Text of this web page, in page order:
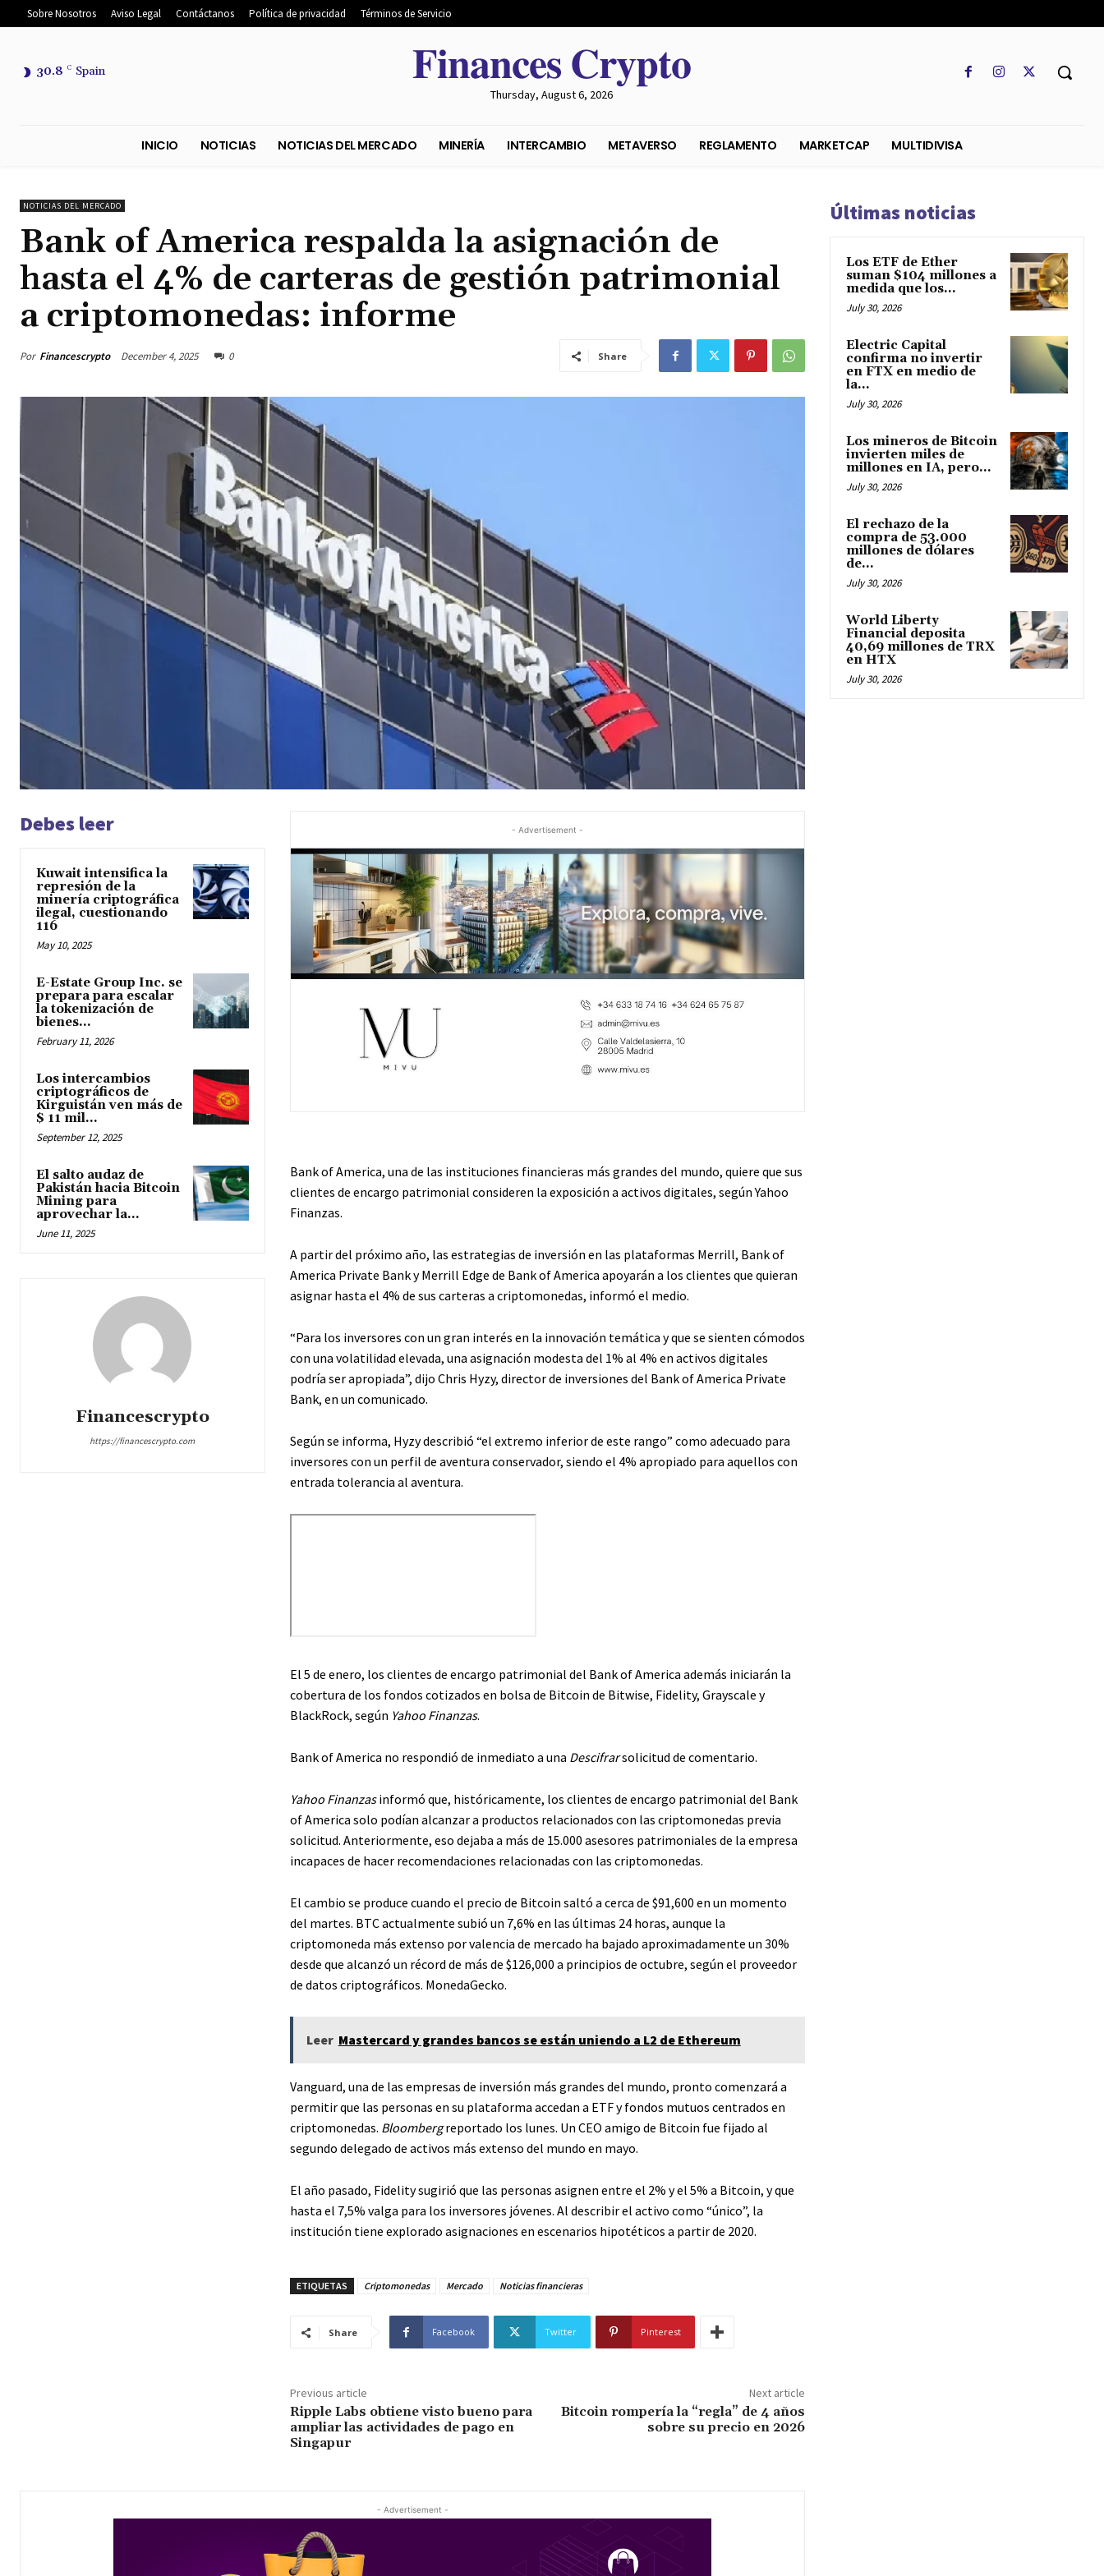
Sobre Nosotros Aviso Legal Contáctanos Política de privacidad Términos de Servicio
30.8 C Spain 𝐅𝐢𝐧𝐚𝐧𝐜𝐞𝐬 𝐂𝐫𝐲𝐩𝐭𝐨
Thursday, August 6, 2026
NOTICIAS DEL MERCADO
Bank of America respalda la asignación de
hasta el 4% de carteras de gestión patrimonial
a criptomonedas: informe
Por Financescrypto December 4, 2025 0 Share
Debes leer
Kuwait intensifica la
represión de la
minería criptográfica
ilegal, cuestionando
116
May 10, 2025
E-Estate Group Inc. se
prepara para escalar
la tokenización de
bienes...
February 11, 2026
Los intercambios
criptográficos de
Kirguistán ven más de
$ 11 mil...
September 12, 2025
El salto audaz de
Pakistán hacia Bitcoin
Mining para
aprovechar la...
June 11, 2025
Financescrypto
https://financescrypto.com
- Advertisement -
Bank of America, una de las instituciones financieras más grandes del mundo, quiere que sus
clientes de encargo patrimonial consideren la exposición a activos digitales, segúnYahoo
Finanzas.
A partir del próximo año, las estrategias de inversión en las plataformas Merrill, Bank of
America Private Bank y Merrill Edge de Bank of America apoyarán a los clientes que quieran
asignar hasta el 4% de sus carteras a criptomonedas, informó el medio.
“Para los inversores con un gran interés en la innovación temática y que se sienten cómodos
con una volatilidad elevada, una asignación modesta del 1% al 4% en activos digitales
podría ser apropiada”, dijo Chris Hyzy, director de inversiones del Bank of America Private
Bank, en un comunicado.
Según se informa, Hyzy describió “el extremo inferior de este rango” como adecuado para
inversores con un perfil de aventura conservador, siendo el 4% apropiado para aquellos con
entrada tolerancia al aventura.
El 5 de enero, los clientes de encargo patrimonial del Bank of America además iniciarán la
cobertura de los fondos cotizados en bolsa de Bitcoin de Bitwise, Fidelity, Grayscale y
BlackRock, según Yahoo Finanzas.
Bank of America no respondió de inmediato a una Descifrarsolicitud de comentario.
Yahoo Finanzasinformó que, históricamente, los clientes de encargo patrimonial del Bank
of America solo podían alcanzar a productos relacionados con las criptomonedas previa
solicitud. Anteriormente, eso dejaba a más de 15.000 asesores patrimoniales de la empresa
incapaces de hacer recomendaciones relacionadas con las criptomonedas.
El cambio se produce cuando el precio de Bitcoin saltó a cerca de $91,600 en un momento
del martes. BTC actualmente subió un 7,6% en las últimas 24 horas, aunque la
criptomoneda más extenso por valencia de mercado ha bajado aproximadamente un 30%
desde que alcanzó un récord de más de $126,000 a principios de octubre, según el proveedor
de datos criptográficos. MonedaGecko.
Leer Mastercard y grandes bancos se están uniendo a L2 de Ethereum
Vanguard, una de las empresas de inversión más grandes del mundo, pronto comenzará a
permitir que las personas en su plataforma accedan a ETF y fondos mutuos centrados en
criptomonedas. Bloombergreportado los lunes. Un CEO amigo de Bitcoin fue fijado al
segundo delegado de activos más extenso del mundo en mayo.
El año pasado, Fidelity sugirió que las personas asignen entre el 2% y el 5% a Bitcoin, y que
hasta el 7,5% valga para los inversores jóvenes. Al describir el activo como “único”, la
institución tiene explorado asignaciones en escenarios hipotéticos a partir de 2020.
ETIQUETAS Criptomonedas Mercado Noticias financieras
Share Facebook Twitter Pinterest
Previous article
Ripple Labs obtiene visto bueno para
ampliar las actividades de pago en
Singapur
Next article
Bitcoin rompería la “regla” de 4 años
sobre su precio en 2026
- Advertisement -
Últimas noticias
Los ETF de Ether
suman $104 millones a
medida que los...
July 30, 2026
Electric Capital
confirma no invertir
en FTX en medio de
la...
July 30, 2026
Los mineros de Bitcoin
invierten miles de
millones en IA, pero...
July 30, 2026
El rechazo de la
compra de 53.000
millones de dólares
de...
July 30, 2026
World Liberty
Financial deposita
40,69 millones de TRX
en HTX
July 30, 2026